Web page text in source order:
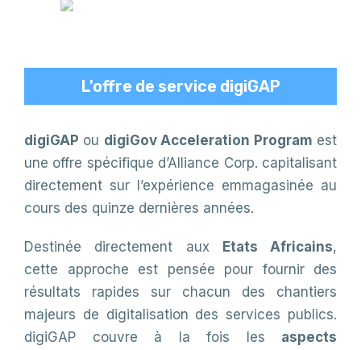
L'offre de service digiGAP
digiGAP ou digiGov Acceleration Program est
une offre spécifique d’Alliance Corp. capitalisant
directement sur l’expérience emmagasinée au
cours des quinze dernières années.
Destinée directement aux Etats Africains,
cette approche est pensée pour fournir des
résultats rapides sur chacun des chantiers
majeurs de digitalisation des services publics.
digiGAP couvre à la fois les aspects